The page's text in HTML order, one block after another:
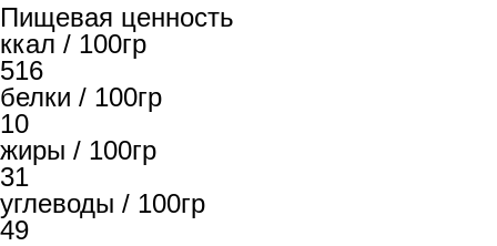
Пищевая ценность
ккал / 100гр
516
белки / 100гр
10
жиры / 100гр
31
углеводы / 100гр
49